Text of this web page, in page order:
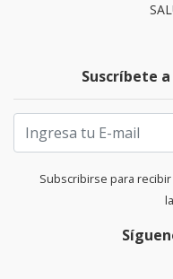
Suscríbete
Subscribirse para